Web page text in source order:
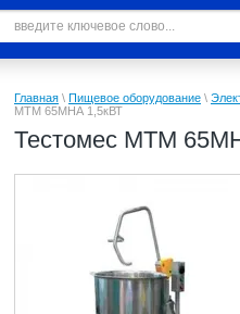
Главная \ Пищевое оборудование \
МТМ 65МНА 1,5кВТ
Тестомес МТМ